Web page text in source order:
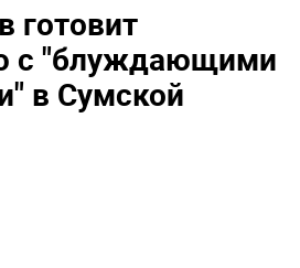
с "блуждающими
в Сумской